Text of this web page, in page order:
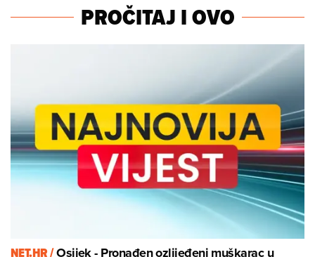
PROČITAJ I OVO
NET.HR /Osijek - Pronađen ozlijeđeni muškarac u